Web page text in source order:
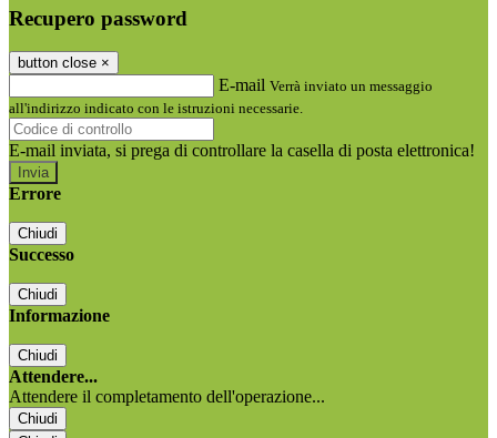
Recupero password
button close ×
E-mail Verrà inviato un messaggio
all'indirizzo indicato con le istruzioni necessarie.
E-mail inviata, si prega di controllare la casella di posta elettronica!
Errore
Chiudi
Successo
Chiudi
Informazione
Chiudi
Attendere...
Attendere il completamento dell'operazione...
Chiudi